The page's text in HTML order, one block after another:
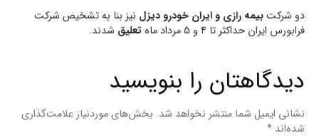
دو شرکتبیمه رازی و ایران خودرو دیزل نیز بنا به تشخیص شرکت
فرابورس ایران حداکثر تا 4 و 5 مرداد ماه
تعلیق شدند.
دیدگاهتان را بنویسید
نشانی ایمیل شما منتشر نخواهد شد. بخش‌های موردنیاز علامت‌گذاری
شده‌اند *